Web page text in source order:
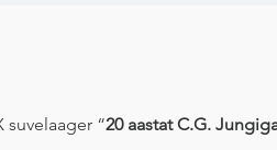
suvelaager “20 aastat C.G.